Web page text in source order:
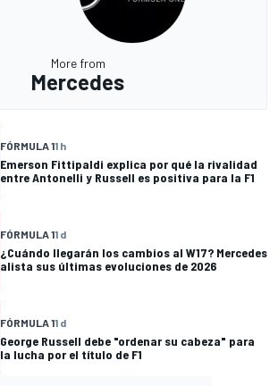
More from
Mercedes
FÓRMULA 11 h
Emerson Fittipaldi explica por qué la rivalidad
entre Antonelli y Russell es positiva para la F1
FÓRMULA 11 d
¿Cuándo llegarán los cambios al W17? Mercedes
alista sus últimas evoluciones de 2026
FÓRMULA 11 d
George Russell debe "ordenar su cabeza" para
la lucha por el título de F1